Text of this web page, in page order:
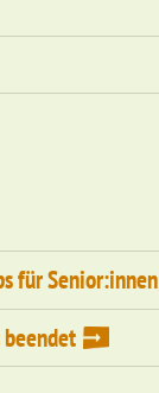
für Senior:innen